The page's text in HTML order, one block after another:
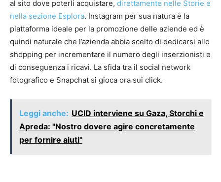
al sito dove poterli acquistare, direttamente nelle Storie e
nella sezione Esplora. Instagram per sua natura è la
piattaforma ideale per la promozione delle aziende ed è
quindi naturale che l’azienda abbia scelto di dedicarsi allo
shopping per incrementare il numero degli inserzionisti e
di conseguenza i ricavi. La sfida tra il social network
fotografico e Snapchat si gioca ora sui click.
Leggi anche: UCID interviene su Gaza, Storchi e
Apreda: "Nostro dovere agire concretamente
per fornire aiuti"